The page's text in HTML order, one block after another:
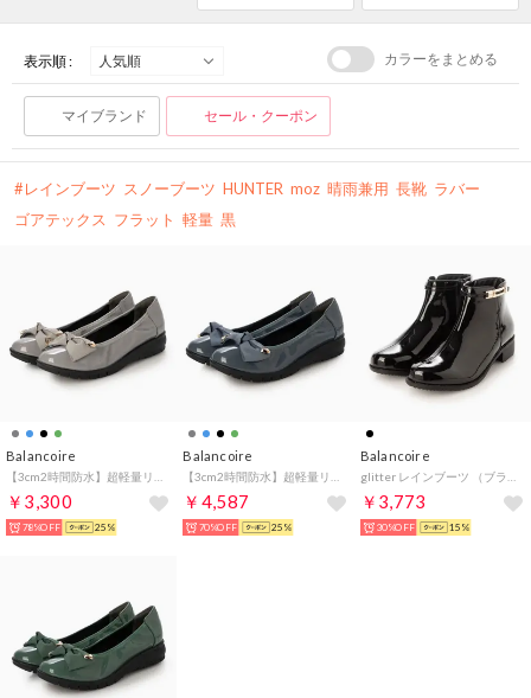
表示順 : カラーをまとめる
マイブランド セール・クーポン
レインブーツ スノーブーツ HUNTER moz 晴雨兼用 長靴 ラバー
ゴアテックス フラット 軽量 黒
Balancoire
￥3,300
78%OFF 25%
Balancoire
￥4,587
70%OFF 25%
Balancoire
￥3,773
30%OFF 15%